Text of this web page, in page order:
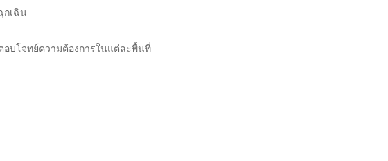
กเฉิน
ตอบโจทย์ความต้องการในแต่ละพื้นที่